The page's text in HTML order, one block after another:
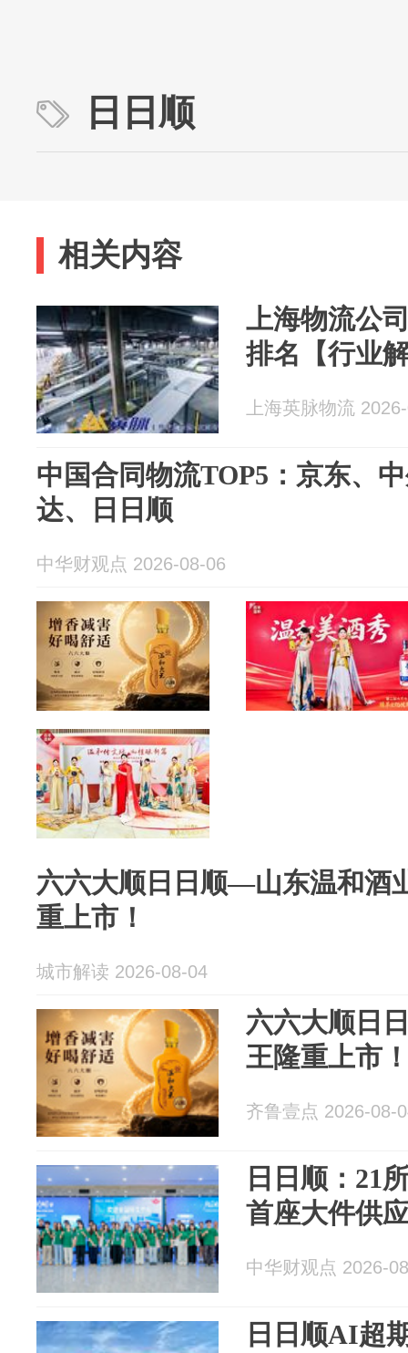
日日顺
相关内容
上海物流公
排名【行业
上海英脉物流
中国合同物流TOP5：京东、
达、日日顺
中华财观点 2026-08-06
六六大顺日日顺—山东温和酒
重上市！
城市解读 2026-08-04
六六大顺日
王隆重上市
齐鲁壹点 2026-08-
日日顺：21
首座大件供
中华财观点 2026-
日日顺AI超